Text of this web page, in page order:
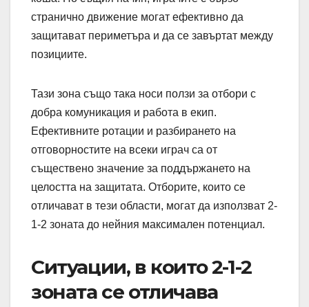
странично движение могат ефективно да
защитават периметъра и да се завъртат между
позициите.
Тази зона също така носи ползи за отбори с
добра комуникация и работа в екип.
Ефективните ротации и разбирането на
отговорностите на всеки играч са от
съществено значение за поддържането на
целостта на защитата. Отборите, които се
отличават в тези области, могат да използват 2-
1-2 зоната до нейния максимален потенциал.
Ситуации, в които 2-1-2
зоната се отличава